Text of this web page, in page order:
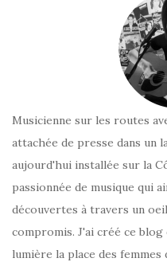
Musicienne sur les routes
attachée de presse dans un
aujourd'hui installée sur la
passionnée de musique qui
découvertes à travers un
compromis. J'ai créé ce
lumière la place des femmes